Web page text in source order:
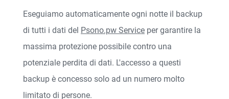
Eseguiamo automaticamente ogni notte il backup
di tutti i dati del Psono.pw Service per garantire la
massima protezione possibile contro una
potenziale perdita di dati. L'accesso a questi
backup è concesso solo ad un numero molto
limitato di persone.